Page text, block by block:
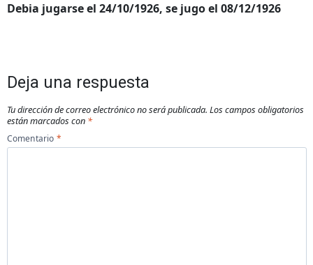
Debia jugarse el 24/10/1926, se jugo el 08/12/1926
Deja una respuesta
Tu dirección de correo electrónico no será publicada. Los campos obligatorios
están marcados con *
Comentario *